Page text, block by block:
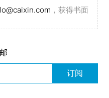
，获得书面
订阅